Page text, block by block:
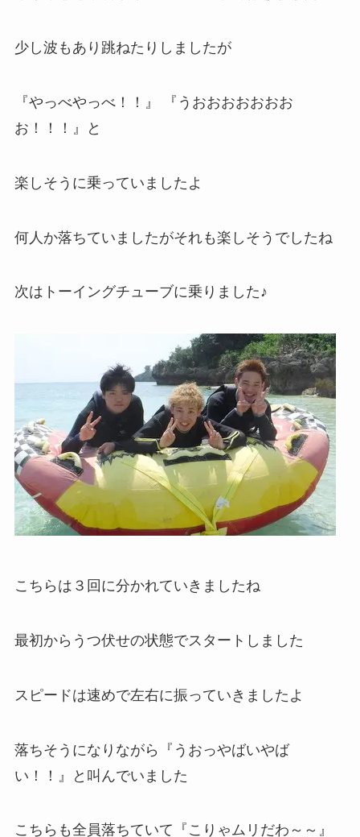
少し波もあり跳ねたりしましたが
『やっべやっべ！！』 『うおおおおおおお
お！！！』と
楽しそうに乗っていましたよ
何人か落ちていましたがそれも楽しそうでしたね
次はトーイングチューブに乗りました♪
こちらは３回に分かれていきましたね
最初からうつ伏せの状態でスタートしました
スピードは速めで左右に振っていきましたよ
落ちそうになりながら『うおっやばいやば
い！！』と叫んでいました
こちらも全員落ちていて『こりゃムリだわ～～』